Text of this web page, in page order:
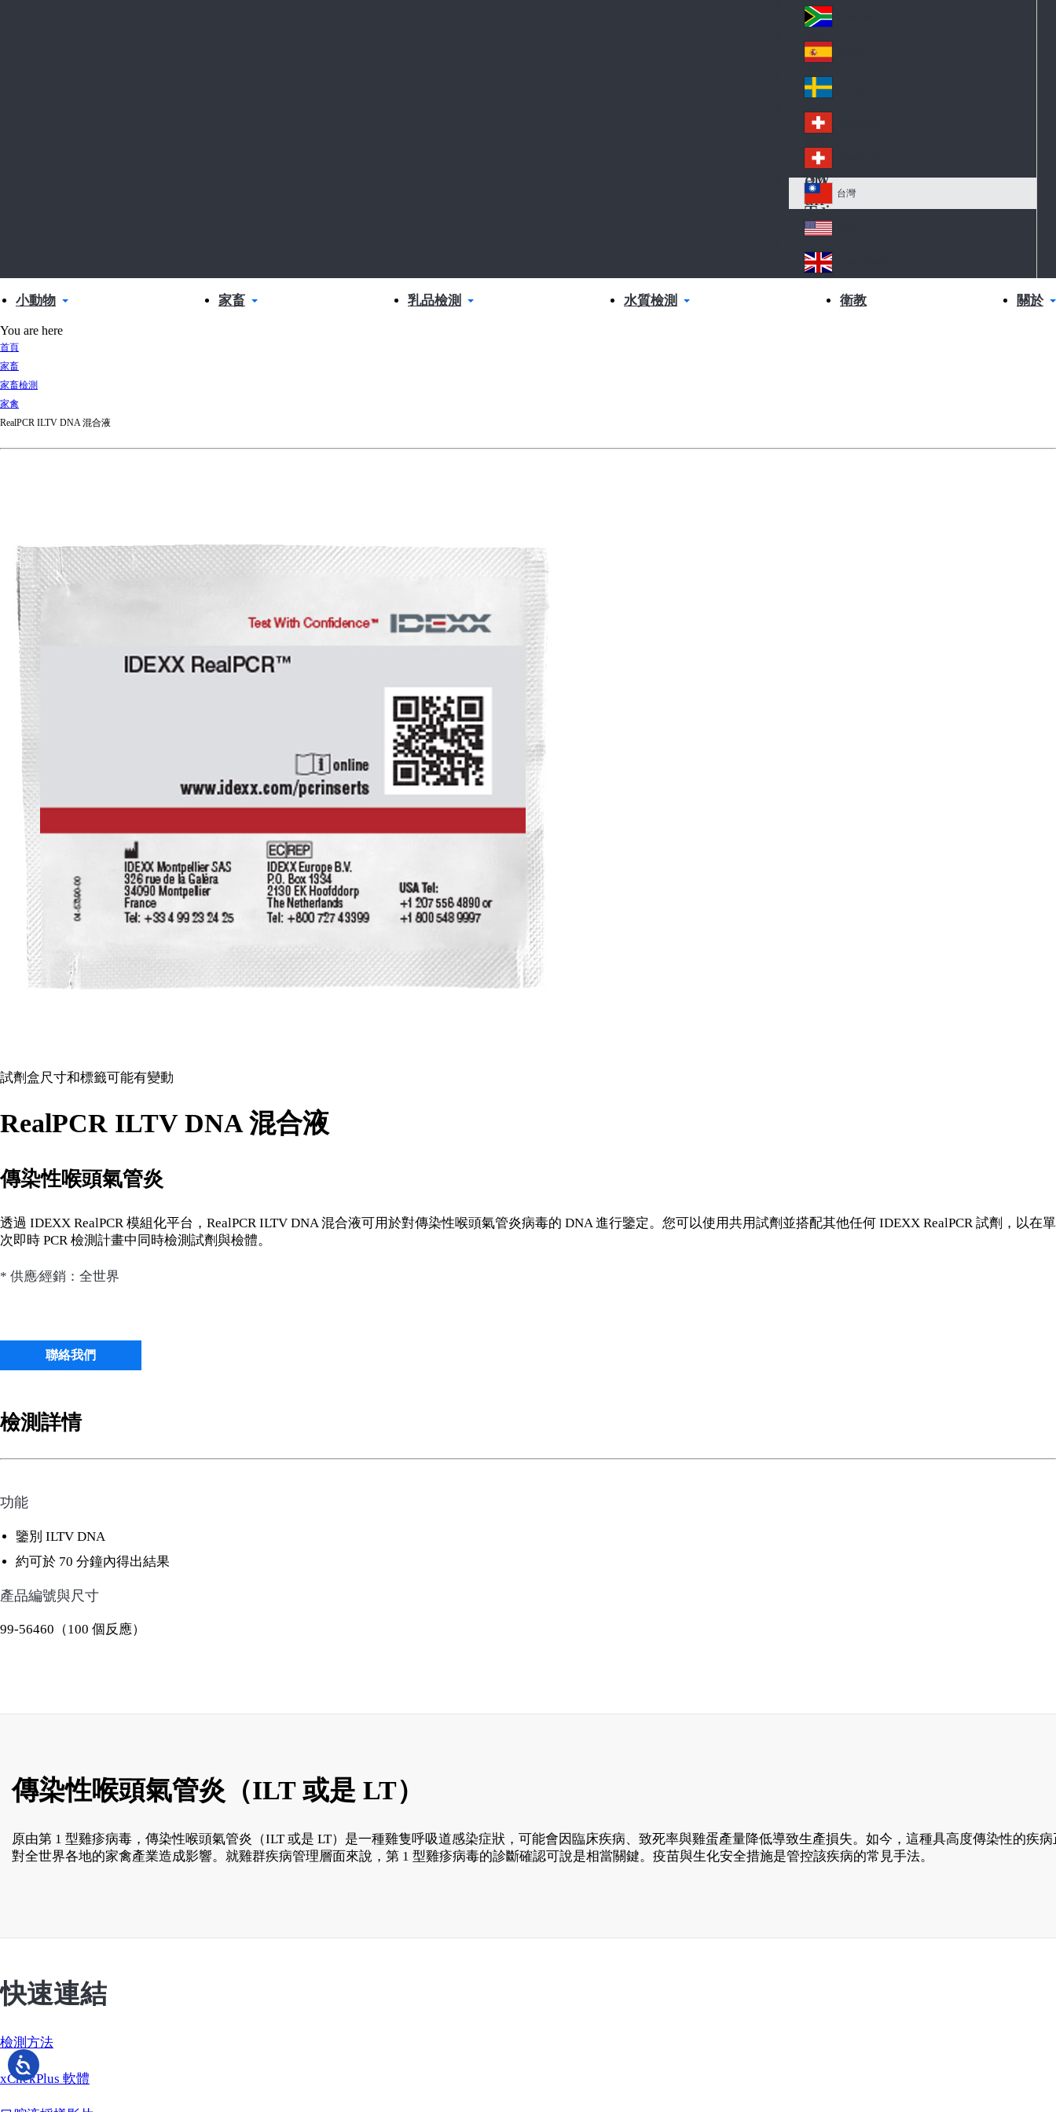
va
kia
So
uth
Af
ric
a
Sp
ain
Sw
ed
en
Sw
itz
erl
an
d
Sw
itz
erl
an
d
Tai
wa
n
台灣
A
Un
小動物 家畜 乳品檢測 水質檢測 衛教 關於
You are here
首頁
家畜
家畜檢測
家禽
RealPCR ILTV DNA 混合液
試劑盒尺寸和標籤可能有變動
RealPCR ILTV DNA 混合液
傳染性喉頭氣管炎
透過 IDEXX RealPCR 模組化平台，RealPCR ILTV DNA 混合液可用於對傳染性喉頭氣管炎病毒的 DNA 進行鑒定。您可以使用共用試劑並搭配其他任何 IDEXX RealPCR 試劑，以在單
次即時 PCR 檢測計畫中同時檢測試劑與檢體。
* 供應∕經銷：全世界
聯絡我們
檢測詳情
功能
鑒別 ILTV DNA
約可於 70 分鐘內得出結果
產品編號與尺寸
99-56460（100 個反應）
傳染性喉頭氣管炎（ILT 或是 LT）
原由第 1 型雞疹病毒，傳染性喉頭氣管炎（ILT 或是 LT）是一種雞隻呼吸道感染症狀，可能會因臨床疾病、致死率與雞蛋產量降低導致生產損失。如今，這種具高度傳染性的疾病
對全世界各地的家禽產業造成影響。就雞群疾病管理層面來說，第 1 型雞疹病毒的診斷確認可說是相當關鍵。疫苗與生化安全措施是管控該疾病的常見手法。
快速連結
檢測方法
xChekPlus 軟體